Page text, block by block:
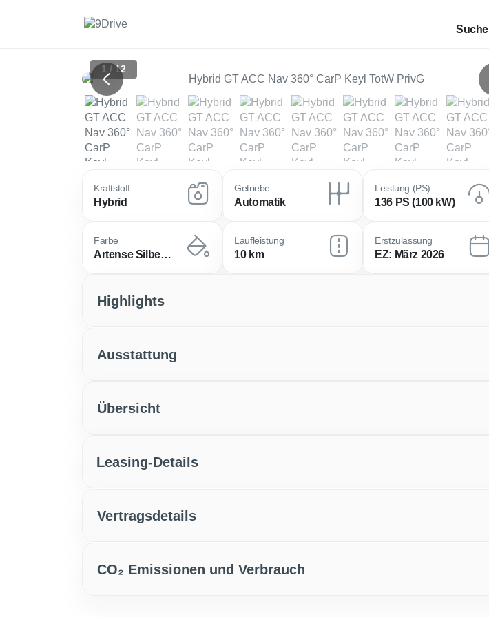
Suche
Previous
1 / 12
Kraftstoff
Hybrid
Getriebe
Automatik
Leistung (PS)
136 PS (100 kW)
Farbe
Artense Silber Metallic / Dach I
Laufleistung
10 km
Erstzulassung
EZ: März 2026
Highlights
Ausstattung
Übersicht
Leasing-Details
Vertragsdetails
CO₂ Emissionen und Verbrauch